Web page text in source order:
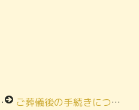
ご葬儀後の手続きについて、「終活」なるほど教室開催いたしました！！